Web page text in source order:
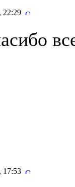
22:29
17:53